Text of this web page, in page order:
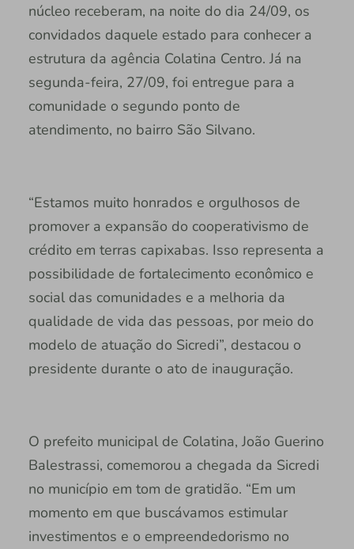
núcleo receberam, na noite do dia 24/09, os
convidados daquele estado para conhecer a
estrutura da agência Colatina Centro. Já na
segunda-feira, 27/09, foi entregue para a
comunidade o segundo ponto de
atendimento, no bairro São Silvano.
“Estamos muito honrados e orgulhosos de
promover a expansão do cooperativismo de
crédito em terras capixabas. Isso representa a
possibilidade de fortalecimento econômico e
social das comunidades e a melhoria da
qualidade de vida das pessoas, por meio do
modelo de atuação do Sicredi”, destacou o
presidente durante o ato de inauguração.
O prefeito municipal de Colatina, João Guerino
Balestrassi, comemorou a chegada da Sicredi
no município em tom de gratidão. “Em um
momento em que buscávamos estimular
investimentos e o empreendedorismo no